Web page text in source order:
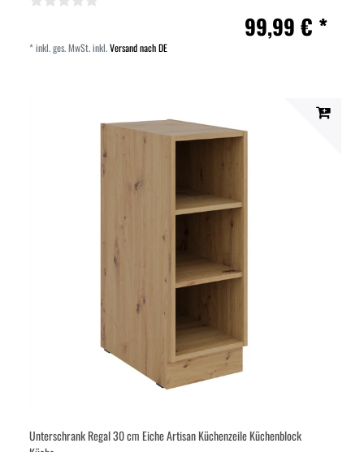
99,99 € *
*inkl. ges. MwSt.inkl.Versand nach DE
Unterschrank Regal 30 cm Eiche Artisan Küchenzeile Küchenblock